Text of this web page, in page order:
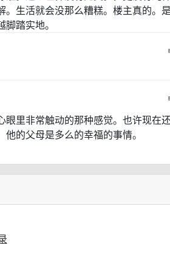
生活就会没那么糟糕。楼主真的。
踏实地。
里非常触动的那种感觉。也许现在
的父母是多么的幸福的事情。